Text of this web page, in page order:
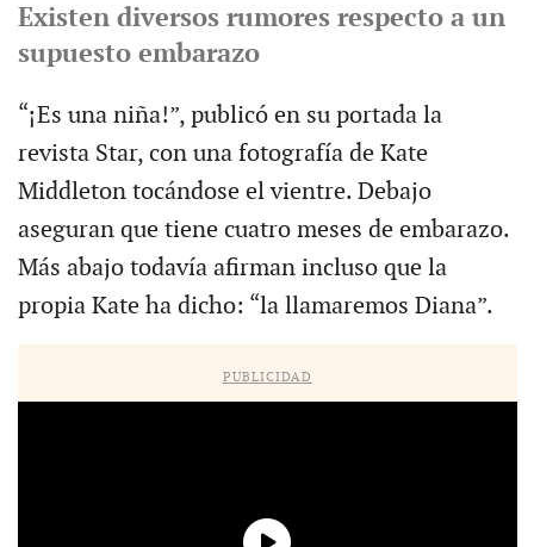
Existen diversos rumores respecto a un
supuesto embarazo
“¡Es una niña!”, publicó en su portada la
revista Star, con una fotografía de Kate
Middleton tocándose el vientre. Debajo
aseguran que tiene cuatro meses de embarazo.
Más abajo todavía afirman incluso que la
propia Kate ha dicho: “la llamaremos Diana”.
PUBLICIDAD